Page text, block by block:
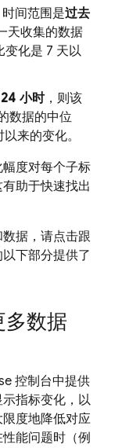
间范围是过去
天收集的数据
变化是 7 天以
小时，则该
数据的中位
来的变化。
度对每个子标
助于快速找出
据，请点击跟
下部分提供了
数据
控制台中提供
指标变化，以
度地降低对应
能问题时（例